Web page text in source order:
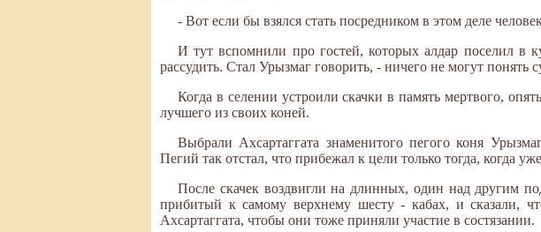
- Вот если бы взялся стать посредником в этом деле
И тут вспомнили про гостей, которых алдар поселил в
рассудить. Стал Урызмаг говорить, - ничего не могут понять
Когда в селении устроили скачки в память мертвого,
лучшего из своих коней.
Выбрали Ахсартаггата знаменитого пегого коня
Пегий так отстал, что прибежал к цели только тогда, когда
После скачек воздвигли на длинных, один над другим
прибитый к самому верхнему шесту - кабах, и сказали,
Ахсартаггата, чтобы они тоже приняли участие в состязании.